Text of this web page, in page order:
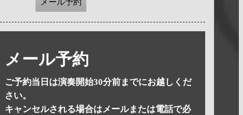
メール予約
メール予約
ご予約当日は演奏開始30分前までにお越しくだ
さい。
キャンセルされる場合はメールまたは電話で必